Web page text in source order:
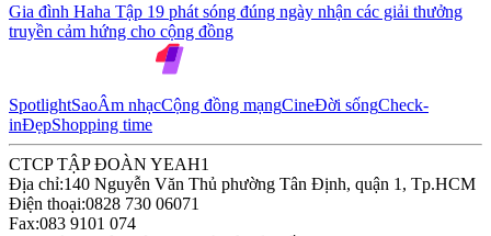
Gia đình Haha Tập 19 phát sóng đúng ngày nhận các giải thưởng
truyền cảm hứng cho cộng đồng
SpotlightSaoÂm nhạcCộng đồng mạngCineĐời sốngCheck-
inĐẹpShopping time
CTCP TẬP ĐOÀN YEAH1
Địa chỉ:140 Nguyễn Văn Thủ phường Tân Định, quận 1, Tp.HCM
Điện thoại:0828 730 06071
Fax:083 9101 074